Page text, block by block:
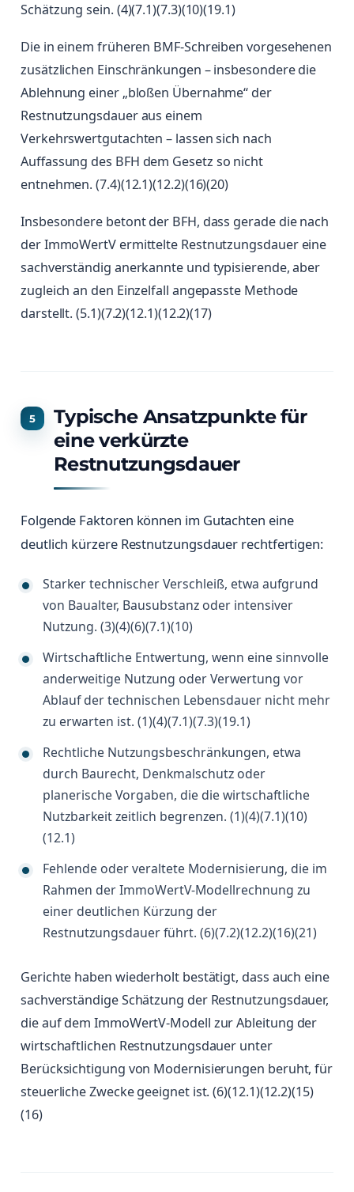
Schätzung sein. (4)(7.1)(7.3)(10)(19.1)
Die in einem früheren BMF-Schreiben vorgesehenen
zusätzlichen Einschränkungen – insbesondere die
Ablehnung einer „bloßen Übernahme“ der
Restnutzungsdauer aus einem
Verkehrswertgutachten – lassen sich nach
Auffassung des BFH dem Gesetz so nicht
entnehmen. (7.4)(12.1)(12.2)(16)(20)
Insbesondere betont der BFH, dass gerade die nach
der ImmoWertV ermittelte Restnutzungsdauer eine
sachverständig anerkannte und typisierende, aber
zugleich an den Einzelfall angepasste Methode
darstellt. (5.1)(7.2)(12.1)(12.2)(17)
Typische Ansatzpunkte für
eine verkürzte
Restnutzungsdauer
Folgende Faktoren können im Gutachten eine
deutlich kürzere Restnutzungsdauer rechtfertigen:
Starker technischer Verschleiß, etwa aufgrund
von Baualter, Bausubstanz oder intensiver
Nutzung. (3)(4)(6)(7.1)(10)
Wirtschaftliche Entwertung, wenn eine sinnvolle
anderweitige Nutzung oder Verwertung vor
Ablauf der technischen Lebensdauer nicht mehr
zu erwarten ist. (1)(4)(7.1)(7.3)(19.1)
Rechtliche Nutzungsbeschränkungen, etwa
durch Baurecht, Denkmalschutz oder
planerische Vorgaben, die die wirtschaftliche
Nutzbarkeit zeitlich begrenzen. (1)(4)(7.1)(10)
(12.1)
Fehlende oder veraltete Modernisierung, die im
Rahmen der ImmoWertV-Modellrechnung zu
einer deutlichen Kürzung der
Restnutzungsdauer führt. (6)(7.2)(12.2)(16)(21)
Gerichte haben wiederholt bestätigt, dass auch eine
sachverständige Schätzung der Restnutzungsdauer,
die auf dem ImmoWertV-Modell zur Ableitung der
wirtschaftlichen Restnutzungsdauer unter
Berücksichtigung von Modernisierungen beruht, für
steuerliche Zwecke geeignet ist. (6)(12.1)(12.2)(15)
(16)